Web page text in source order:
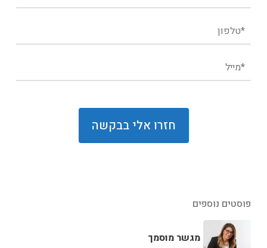
פוסטים נוספים
מגשר מוסמך